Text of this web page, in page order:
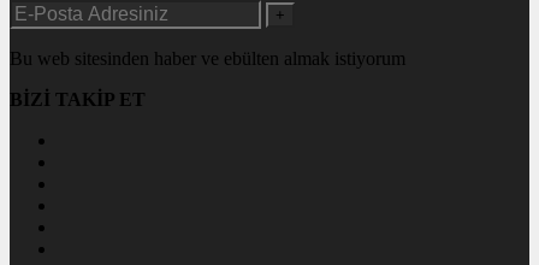
+
Bu web sitesinden haber ve ebülten almak istiyorum
BİZİ TAKİP ET